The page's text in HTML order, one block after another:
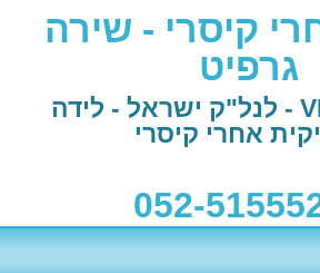
קיסרי - שירה
גרפיט
VBAC Israel - לנל"ק ישראל - לידה
אחרי קיסרי
052-